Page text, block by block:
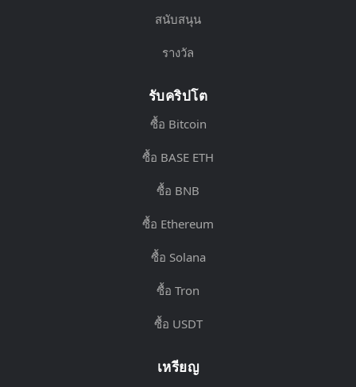
สนับสนุน
รางวัล
รับคริปโต
ซื้อ Bitcoin
ซื้อ BASE ETH
ซื้อ BNB
ซื้อ Ethereum
ซื้อ Solana
ซื้อ Tron
ซื้อ USDT
เหรียญ